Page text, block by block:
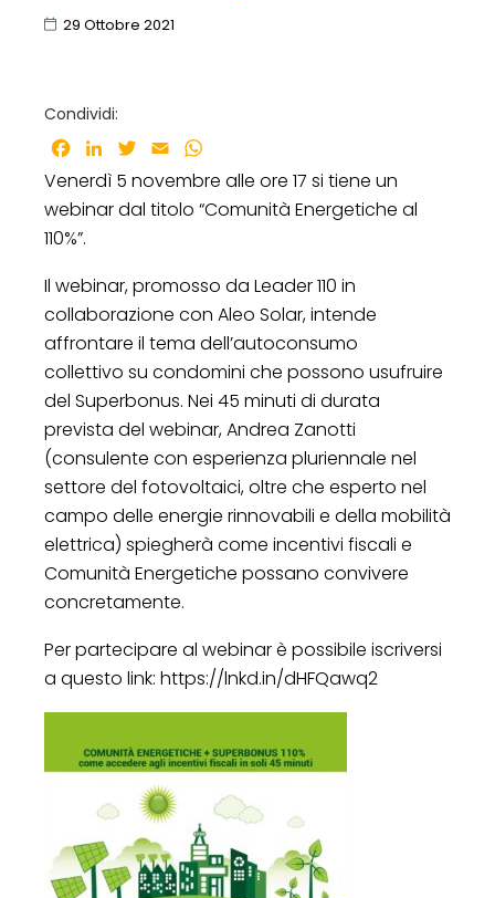
29 Ottobre 2021
Condividi:
Facebook
LinkedInTwitter
Email
Venerdì 5 novembre alle ore 17 si tiene un
webinar dal titolo “Comunità Energetiche al
110%”.
Il webinar, promosso da Leader 110 in
collaborazione con Aleo Solar, intende
affrontare il tema dell’autoconsumo
collettivo su condomini che possono usufruire
del Superbonus. Nei 45 minuti di durata
prevista del webinar, Andrea Zanotti
(consulente con esperienza pluriennale nel
settore del fotovoltaici, oltre che esperto nel
campo delle energie rinnovabili e della mobilità
elettrica) spiegherà come incentivi fiscali e
Comunità Energetiche possano convivere
concretamente.
Per partecipare al webinar è possibile iscriversi
a questo link: https://lnkd.in/dHFQawq2